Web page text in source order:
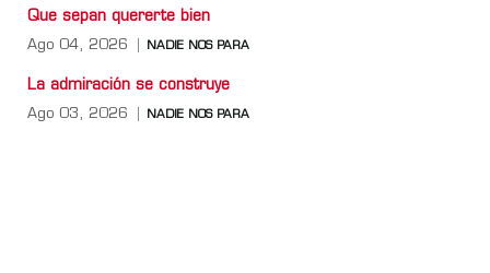
Que sepan quererte bien
Ago 04, 2026 NADIE NOS PARA
La admiración se construye
Ago 03, 2026 NADIE NOS PARA